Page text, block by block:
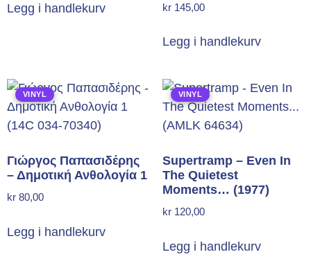
Legg i handlekurv kr 145,00
Legg i handlekurv
VINYL
Γιώργος Παπασιδέρης
– Δημοτική Ανθολογία 1
kr 80,00
Legg i handlekurv
VINYL
Supertramp – Even In
The Quietest
Moments… (1977)
kr 120,00
Legg i handlekurv